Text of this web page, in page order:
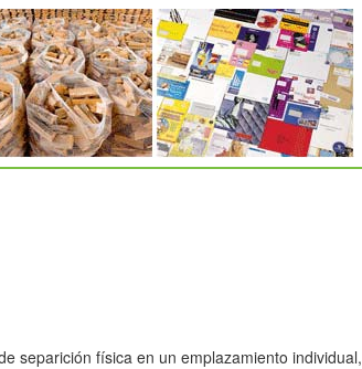
separición física en un emplazamiento individual,